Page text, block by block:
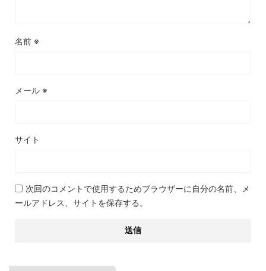
名前 ※
メール ※
サイト
次回のコメントで使用するためブラウザーに自分の名前、メ
ールアドレス、サイトを保存する。